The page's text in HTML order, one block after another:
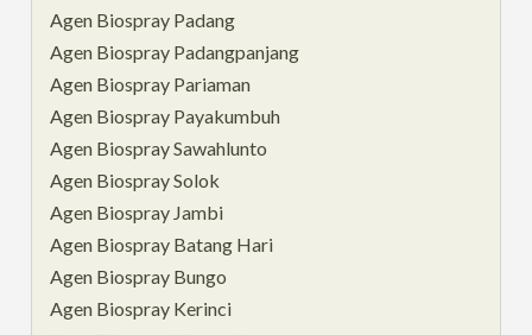
Agen Biospray Padang
Agen Biospray Padangpanjang
Agen Biospray Pariaman
Agen Biospray Payakumbuh
Agen Biospray Sawahlunto
Agen Biospray Solok
Agen Biospray Jambi
Agen Biospray Batang Hari
Agen Biospray Bungo
Agen Biospray Kerinci